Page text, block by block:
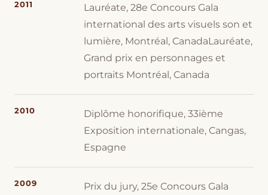
2011
Lauréate, 28e Concours Gala
international des arts visuels son et
lumière, Montréal, CanadaLauréate,
Grand prix en personnages et
portraits Montréal, Canada
2010
Diplôme honorifique, 33ième
Exposition internationale, Cangas,
Espagne
2009
Prix du jury, 25e Concours Gala